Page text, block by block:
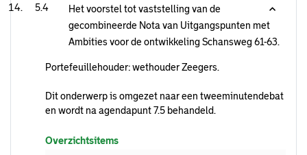
5.4
Het voorstel tot vaststelling van de
gecombineerde Nota van Uitgangspunten met
Ambities voor de ontwikkeling Schansweg 61-63.
Portefeuillehouder: wethouder Zeegers.
Dit onderwerp is omgezet naar een tweeminutendebat
en wordt na agendapunt 7.5 behandeld.
Overzichtsitems